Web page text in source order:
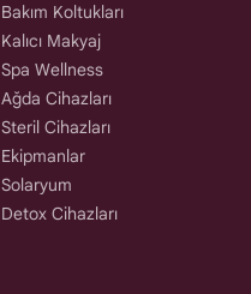
Bakım Koltukları
Kalıcı Makyaj
Spa Wellness
Ağda Cihazları
Steril Cihazları
Ekipmanlar
Solaryum
Detox Cihazları